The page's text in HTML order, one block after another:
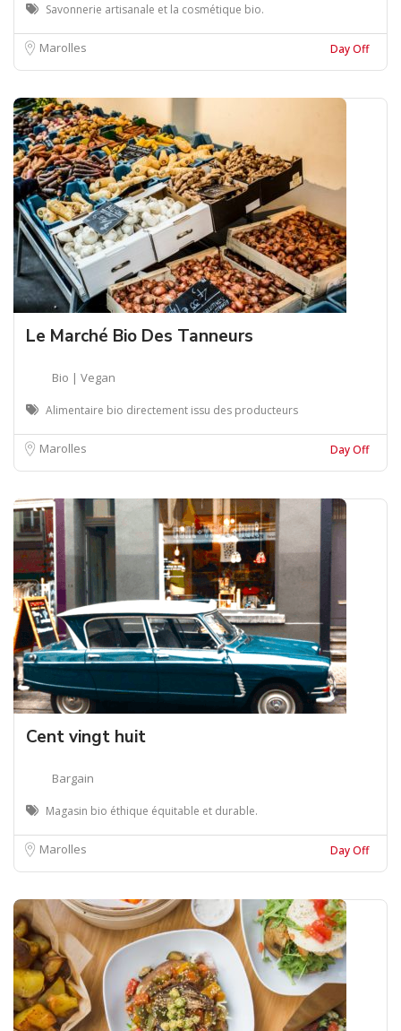
Savonnerie artisanale et la cosmétique bio.
Marolles Day Off
Le Marché Bio Des Tanneurs
Bio | Vegan
Alimentaire bio directement issu des producteurs
Marolles Day Off
Cent vingt huit
Bargain
Magasin bio éthique équitable et durable.
Marolles Day Off